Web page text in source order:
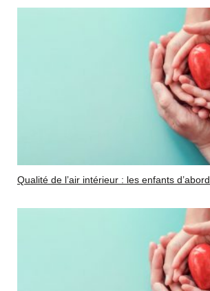
Qualité de l’air intérieur : les enfants d’abord